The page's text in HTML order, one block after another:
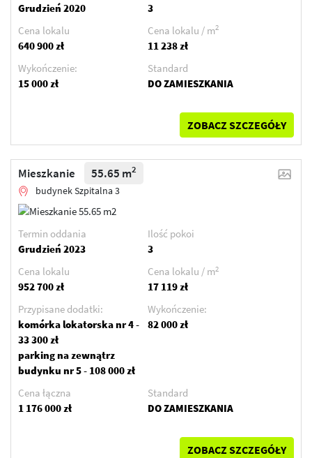
Grudzień 2020
3
Cena lokalu
640 900 zł
Cena lokalu / m2
11 238 zł
Wykończenie:
15 000 zł
Standard
DO ZAMIESZKANIA
ZOBACZ SZCZEGÓŁY
Mieszkanie 55.65 m2
budynek Szpitalna 3
Termin oddania
Grudzień 2023
Ilość pokoi
3
Cena lokalu
952 700 zł
Cena lokalu / m2
17 119 zł
Przypisane dodatki:
komórka lokatorska nr 4 -
33 300 zł
parking na zewnątrz
budynku nr 5 - 108 000 zł
Wykończenie:
82 000 zł
Cena łączna
1 176 000 zł
Standard
DO ZAMIESZKANIA
ZOBACZ SZCZEGÓŁY